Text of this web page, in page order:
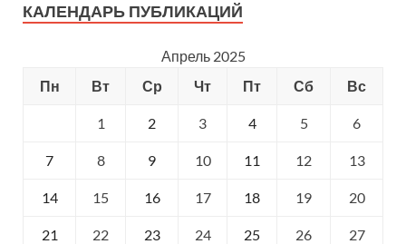
КАЛЕНДАРЬ ПУБЛИКАЦИЙ
Апрель 2025
Пн
Вт Ср Чт Пт Сб Вс
1 2 3 4 5 6
7 8 9 10 11 12 13
14 15 16 17 18 19 20
21 22 23 24 25 26 27